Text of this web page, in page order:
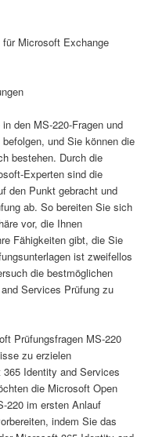
für Microsoft Exchange
den MS-220-Fragen und
und Sie können die
bestehen. Durch die
Experten sind die
den Punkt gebracht und
ab. So bereiten Sie sich
vor, die Ihnen
Fähigkeiten gibt, die Sie
ist zweifellos
die bestmöglichen
Services Prüfung zu
Prüfungsfragen MS-220
zu erzielen
Identity and Services
die Microsoft Open
220 im ersten Anlauf
indem Sie das